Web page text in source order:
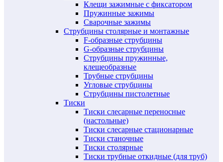
Клещи зажимные с фиксатором
Пружинные зажимы
Сварочные зажимы
Струбцины столярные и монтажные
F-образные струбцины
G-образные струбцины
Струбцины пружинные,
клещеобразные
Трубные струбцины
Угловые струбцины
Струбцины пистолетные
Тиски
Тиски слесарные переносные
(настольные)
Тиски слесарные стационарные
Тиски станочные
Тиски столярные
Тиски трубные откидные (для труб)